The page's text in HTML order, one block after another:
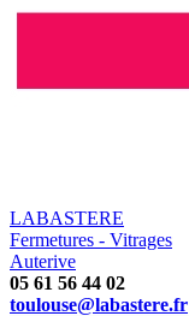
LABASTERE
Fermetures - Vitrages
Auterive
05 61 56 44 02
toulouse@labastere.fr